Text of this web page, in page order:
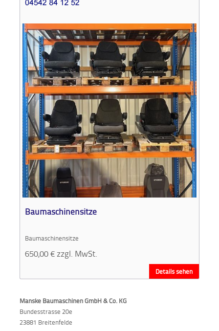
Baumaschinensitze
Baumaschinensitze
650,00€ zzgl. MwSt.
Details sehen
Manske Baumaschinen GmbH & Co. KG
Bundesstrasse 20e
23881 Breitenfelde